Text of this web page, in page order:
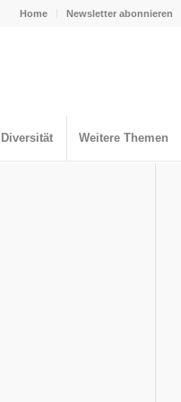
Home Newsletter abonnieren
Diversität Weitere Themen